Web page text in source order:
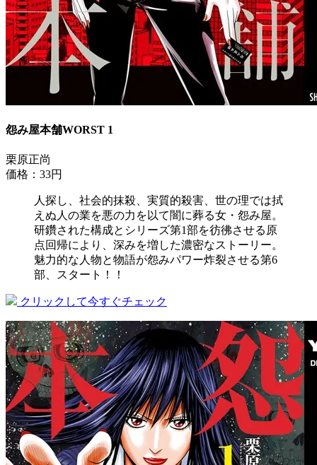
怨み屋本舗WORST 1
栗原正尚
価格：33円
人探し、社会的抹殺、実質的殺害、世の理では拭
えぬ人の業を悪の力を以て闇に葬る女・怨み屋。
研鑽された構成とシリーズ第1部を彷彿させる原
点回帰により、深みを増した濃密なストーリー。
魅力的な人物と物語が怨みパワー炸裂させる第6
部、スタート！！
クリックして今すぐチェック